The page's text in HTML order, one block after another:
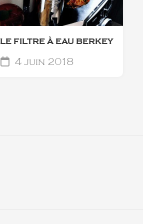
LE FILTRE À EAU BERKEY
4 juin 2018